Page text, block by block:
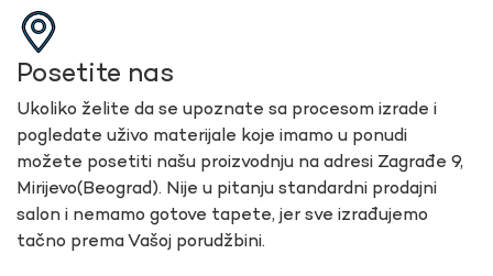
Posetite nas
Ukoliko želite da se upoznate sa procesom izrade i
pogledate uživo materijale koje imamo u ponudi
možete posetiti našu proizvodnju na adresi Zagrađe 9,
Mirijevo(Beograd). Nije u pitanju standardni prodajni
salon i nemamo gotove tapete, jer sve izrađujemo
tačno prema Vašoj porudžbini.